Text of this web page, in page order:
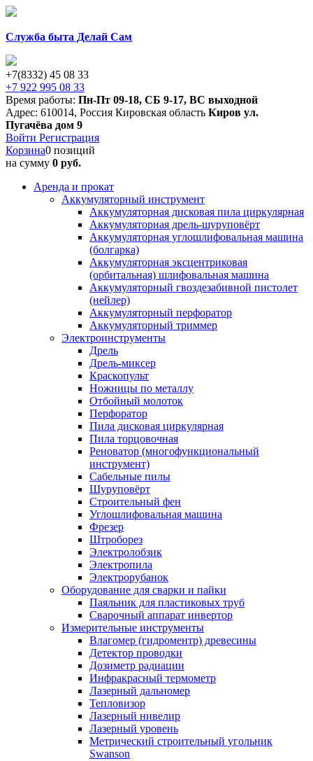
Служба быта Делай Сам
+7(8332) 45 08 33
+7 922 995 08 33
Время работы: Пн-Пт 09-18, СБ 9-17, ВС выходной
Адрес: 610014, Россия Кировская область Киров ул.
Пугачёва дом 9
Войти Регистрация
Корзина0 позиций
на сумму 0 руб.
Аренда и прокат
Аккумуляторный инструмент
Аккумуляторная дисковая пила циркулярная
Аккумуляторная дрель-шуруповёрт
Аккумуляторная углошлифовальная машина
(болгарка)
Аккумуляторная эксцентриковая
(орбитальная) шлифовальная машина
Аккумуляторный гвоздезабивной пистолет
(нейлер)
Аккумуляторный перфоратор
Аккумуляторный триммер
Электроинструменты
Дрель
Дрель-миксер
Краскопульт
Ножницы по металлу
Отбойный молоток
Перфоратор
Пила дисковая циркулярная
Пила торцовочная
Реноватор (многофункциональный
инструмент)
Сабельные пилы
Шуруповёрт
Строительный фен
Углошлифовальная машина
Фрезер
Штроборез
Электролобзик
Электропила
Электрорубанок
Оборудование для сварки и пайки
Паяльник для пластиковых труб
Сварочный аппарат инвертор
Измерительные инструменты
Влагомер (гидроментр) древесины
Детектор проводки
Дозиметр радиации
Инфракрасный термометр
Лазерный дальномер
Тепловизор
Лазерный нивелир
Лазерный уровень
Метрический строительный угольник
Swanson